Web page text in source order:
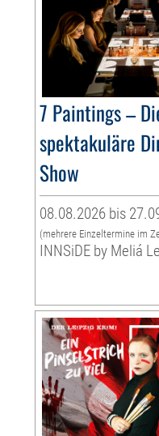
7 Paintings –
spektakuläre
Show
08.08.2026 bis
(mehrere Einzeltermine im
INNSiDE by Meliá